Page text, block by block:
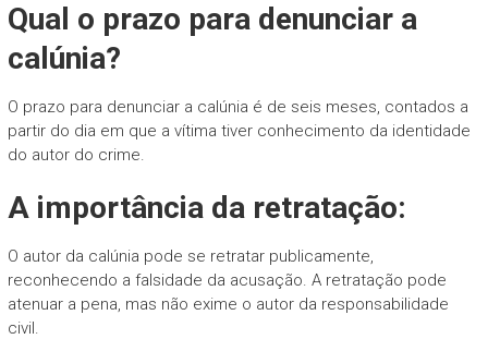
Qual o prazo para denunciar a
calúnia?
O prazo para denunciar a calúnia é de seis meses, contados a
partir do dia em que a vítima tiver conhecimento da identidade
do autor do crime.
A importância da retratação:
O autor da calúnia pode se retratar publicamente,
reconhecendo a falsidade da acusação. A retratação pode
atenuar a pena, mas não exime o autor da responsabilidade
civil.